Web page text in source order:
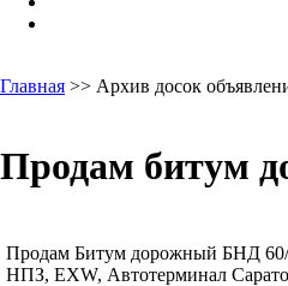
Главная >> Архив досок
Продам битум
Продам Битум дорожный БНД 60/
НПЗ, EXW, Автотерминал